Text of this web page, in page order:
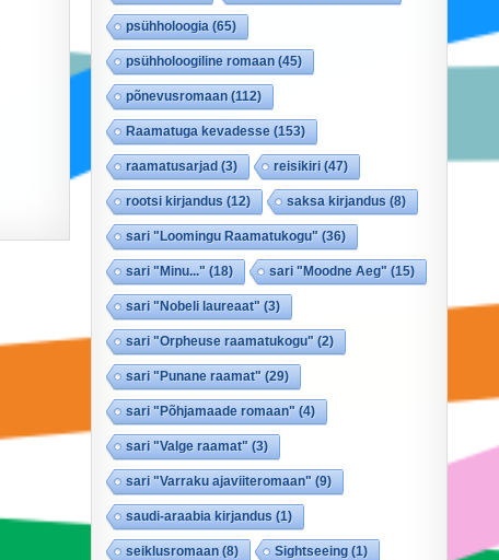
psühholoogia (65)
psühholoogiline romaan(45)
põnevusromaan(112)
Raamatuga kevadesse(153)
raamatusarjad(3) reisikiri(47)
rootsi kirjandus(12) saksa kirjandus(8)
sari "Loomingu Raamatukogu"(36)
sari "Minu..."(18) sari "Moodne Aeg"(15)
sari "Nobeli laureaat"(3)
sari "Orpheuse raamatukogu"(2)
sari "Punane raamat"(29)
sari "Põhjamaade romaan"(4)
sari "Valge raamat"(3)
sari "Varraku ajaviiteromaan"(9)
saudi-araabia kirjandus(1)
seiklusromaan(8) Sightseeing(1)